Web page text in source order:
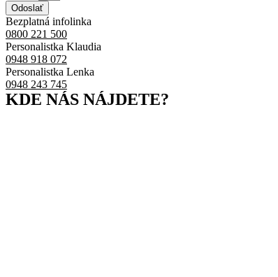
Odoslať
Bezplatná infolinka
0800 221 500
Personalistka Klaudia
0948 918 072
Personalistka Lenka
0948 243 745
KDE NÁS NÁJDETE?